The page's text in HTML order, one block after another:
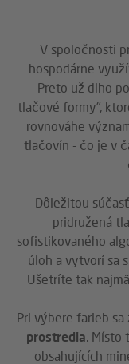
V spoločnosti
hospodárne
Preto už dlho
tlačové formy",
rovnováhe
tlačovín - čo je v
Dôležitou
pridružená
sofistikovaného
úloh a vytvorí sa
Ušetríte tak
Pri výbere farieb sa
prostredia. Místo
obsahujících